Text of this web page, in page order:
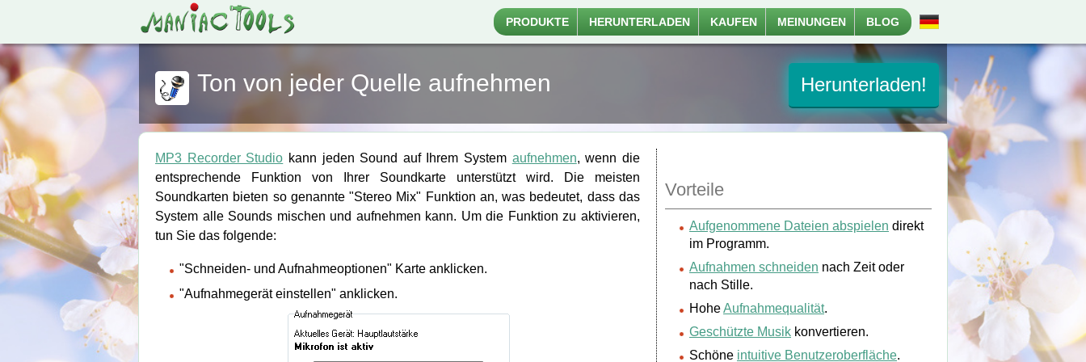
PRODUKTE HERUNTERLADEN KAUFEN MEINUNGEN BLOG
Herunterladen!
Ton von jeder Quelle aufnehmen
MP3 Recorder Studio kann jeden Sound auf Ihrem System aufnehmen, wenn die
entsprechende Funktion von Ihrer Soundkarte unterstützt wird. Die meisten
Soundkarten bieten so genannte "Stereo Mix" Funktion an, was bedeutet, dass das
System alle Sounds mischen und aufnehmen kann. Um die Funktion zu aktivieren,
tun Sie das folgende:
"Schneiden- und Aufnahmeoptionen" Karte anklicken.
"Aufnahmegerät einstellen" anklicken.
Vorteile
Aufgenommene Dateien abspielen direkt
im Programm.
Aufnahmen schneiden nach Zeit oder
nach Stille.
HoheAufnahmequalität.
Geschützte Musik konvertieren.
Schöne intuitive Benutzeroberfläche.